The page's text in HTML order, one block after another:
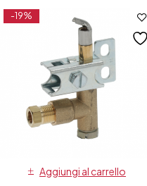
-19%
Aggiungi al carrello